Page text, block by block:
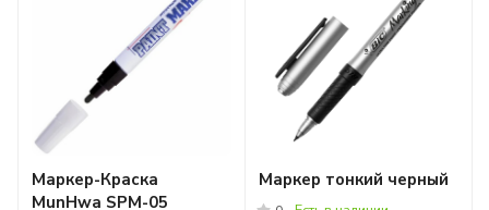
Маркер-Краска
MunHwa SPM-05
Маркер тонкий черный